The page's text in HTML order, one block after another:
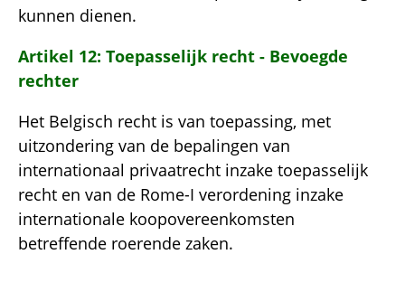
kunnen dienen.
Artikel 12: Toepasselijk recht - Bevoegde
rechter
Het Belgisch recht is van toepassing, met
uitzondering van de bepalingen van
internationaal privaatrecht inzake toepasselijk
recht en van de Rome-I verordening inzake
internationale koopovereenkomsten
betreffende roerende zaken.